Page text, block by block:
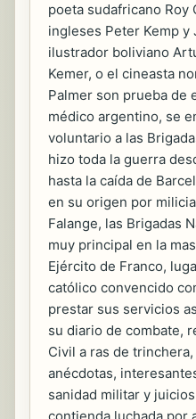
poeta sudafricano Roy
ingleses Peter Kemp y
ilustrador boliviano
Kemer, o el cineasta
Palmer son prueba de
médico argentino, se
voluntario a las
hizo toda la guerra
hasta la caída de
en su origen por
Falange, las Brigadas
muy principal en la
Ejército de Franco,
católico convencido
prestar sus servicios
su diario de combate,
Civil a ras de
anécdotas,
sanidad militar y